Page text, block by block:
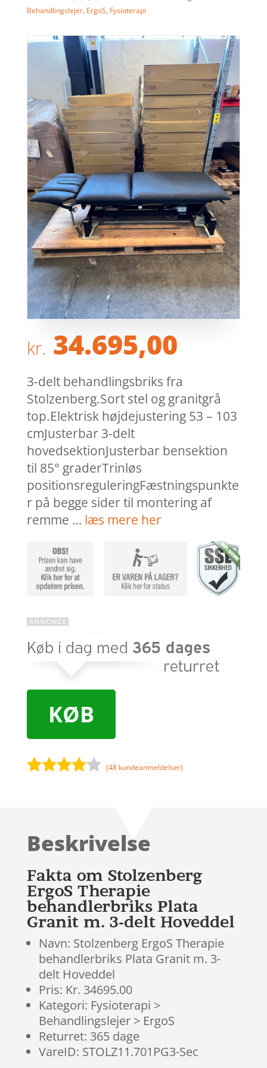
Behandlingslejer, ErgoS, Fysioterapi
kr. 34.695,00
3-delt behandlingsbriks fra
Stolzenberg.Sort stel og granitgrå
top.Elektrisk højdejustering 53 – 103
cmJusterbar 3-delt
hovedsektionJusterbar bensektion
til 85° graderTrinløs
positionsreguleringFæstningspunkte
r på begge sider til montering af
remme … læs mere her
KØB
på
ømmels
er
(48 kundeanmeldelser)
Beskrivelse
Fakta om Stolzenberg
ErgoS Therapie
behandlerbriks Plata
Granit m. 3-delt Hoveddel
Navn: Stolzenberg ErgoS Therapie
behandlerbriks Plata Granit m. 3-
delt Hoveddel
Pris: Kr. 34695.00
Kategori: Fysioterapi >
Behandlingslejer > ErgoS
Returret: 365 dage
VareID: STOLZ11.701PG3-Sec